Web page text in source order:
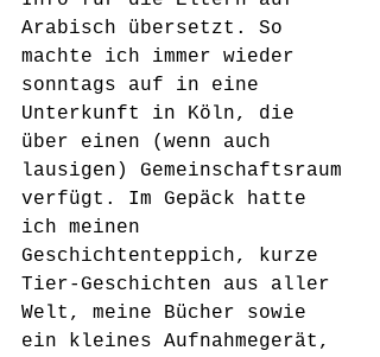
Arabisch übersetzt. So
machte ich immer wieder
sonntags auf in eine
Unterkunft in Köln, die
über einen (wenn auch
lausigen) Gemeinschaftsraum
verfügt. Im Gepäck hatte
ich meinen
Geschichtenteppich, kurze
Tier-Geschichten aus aller
Welt, meine Bücher sowie
ein kleines Aufnahmegerät,